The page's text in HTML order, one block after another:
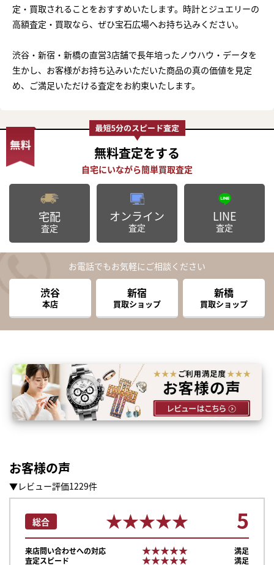
定・買取されることをおすすめいたします。時計とジュエリーの
高額査定・買取なら、ぜひ宝石広場へお持ち込みください。
渋谷・新宿・新橋の直営3店舗で長年培ったノウハウ・データを
生かし、お客様がお持ち込みいただいた商品の真の価値を見定
め、ご満足いただける査定をお約束いたします。
無料査定をする
宅配
査定
オンライン
査定
LINE
査定
お電話でもお気軽にご相談ください
渋谷
本店
新宿
買取ショップ
新橋
買取ショップ
お客様の声
▼レビュー評価1229件
総合 ★★★★★
★★★★★ 5
来店問い合わせへの対応 ★★★★★
★★★★★
満足
査定スピード
★★★★★
★★★★★
満足